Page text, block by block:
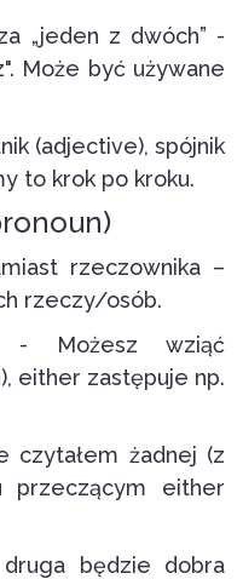
„jeden z dwóch” -
Może być używane
(adjective), spójnik
to krok po kroku.
rzeczownika –
rzeczy/osób.
Możesz wziąć
either zastępuje np.
czytałem żadnej (z
przeczącym either
będzie dobra